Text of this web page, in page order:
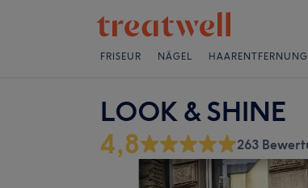
FRISEUR NÄGEL HAARENTFERNUNG
LOOK & SHINE
4,8 263